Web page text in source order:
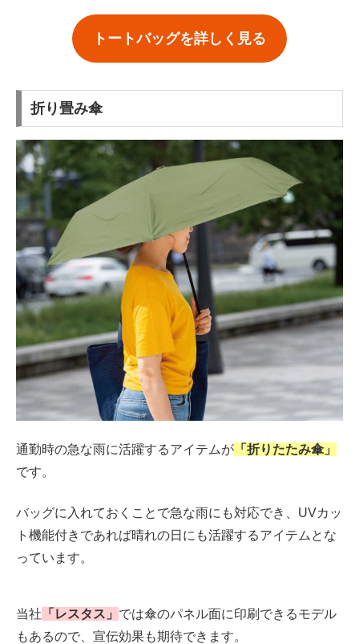
トートバッグを詳しく見る
折り畳み傘
通勤時の急な雨に活躍するアイテムが 「折りたたみ傘」
です。
バッグに入れておくことで急な雨にも対応でき、UVカッ
ト機能付きであれば晴れの日にも活躍するアイテムとな
っています。
当社 「レスタス」 では傘のパネル面に印刷できるモデル
もあるので、宣伝効果も期待できます。